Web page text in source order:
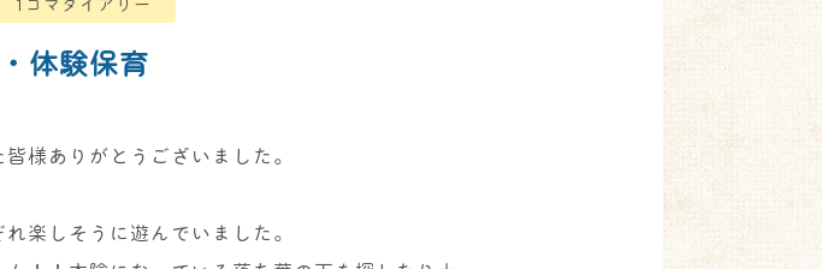
1コマダイアリー
体験保育
様ありがとうございました。
楽しそうに遊んでいました。